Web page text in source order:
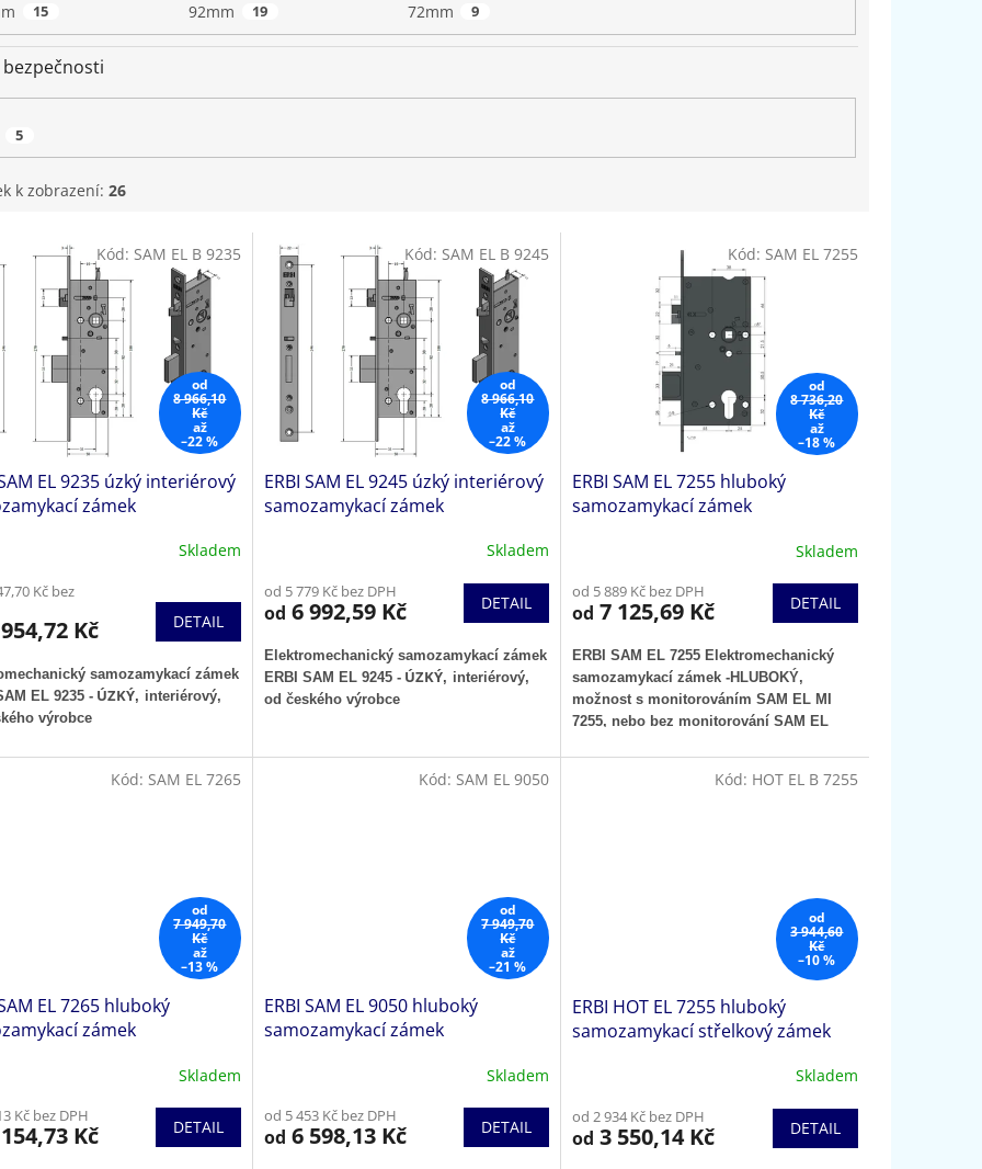
15 92mm 19 72mm 9
5
k zobrazení: 26
od
8 966,10
Kč
až
–22 %
EL 9235 úzký interiérový
zámek
Skladem
Kč bez
Kč DETAIL
samozamykací zámek
EL 9235 - ÚZKÝ, interiérový,
výrobce
Kód: SAM EL B 9235
od
8 966,10
Kč
až
–22 %
ERBI SAM EL 9245 úzký interiérový
samozamykací zámek
Skladem
od 5 779 Kč bez DPH
od 6 992,59 Kč DETAIL
Elektromechanický samozamykací zámek
ERBI SAM EL 9245 -ÚZKÝ, interiérový,
od českého výrobce
Kód: SAM EL B 9245
od
8 736,20
Kč
až
–18 %
ERBI SAM EL 7255 hluboký
samozamykací zámek
Skladem
od 5 889 Kč bez DPH
od 7 125,69 Kč DETAIL
ERBI SAM EL 7255 Elektromechanický
samozamykací zámek -HLUBOKÝ,
možnost s monitorováním SAM EL MI
7255, nebo bez monitorování SAM EL
Kód: SAM EL 7255
od
7 949,70
Kč
až
–13 %
EL 7265 hluboký
zámek
Skladem
Kč bez DPH
Kč DETAIL
Kód: SAM EL 7265
od
7 949,70
Kč
až
–21 %
ERBI SAM EL 9050 hluboký
samozamykací zámek
Skladem
od 5 453 Kč bez DPH
od 6 598,13 Kč DETAIL
Kód: SAM EL 9050
od
3 944,60
Kč
–10 %
ERBI HOT EL 7255 hluboký
samozamykací střelkový zámek
Skladem
od 2 934 Kč bez DPH
od 3 550,14 Kč DETAIL
Kód: HOT EL B 7255